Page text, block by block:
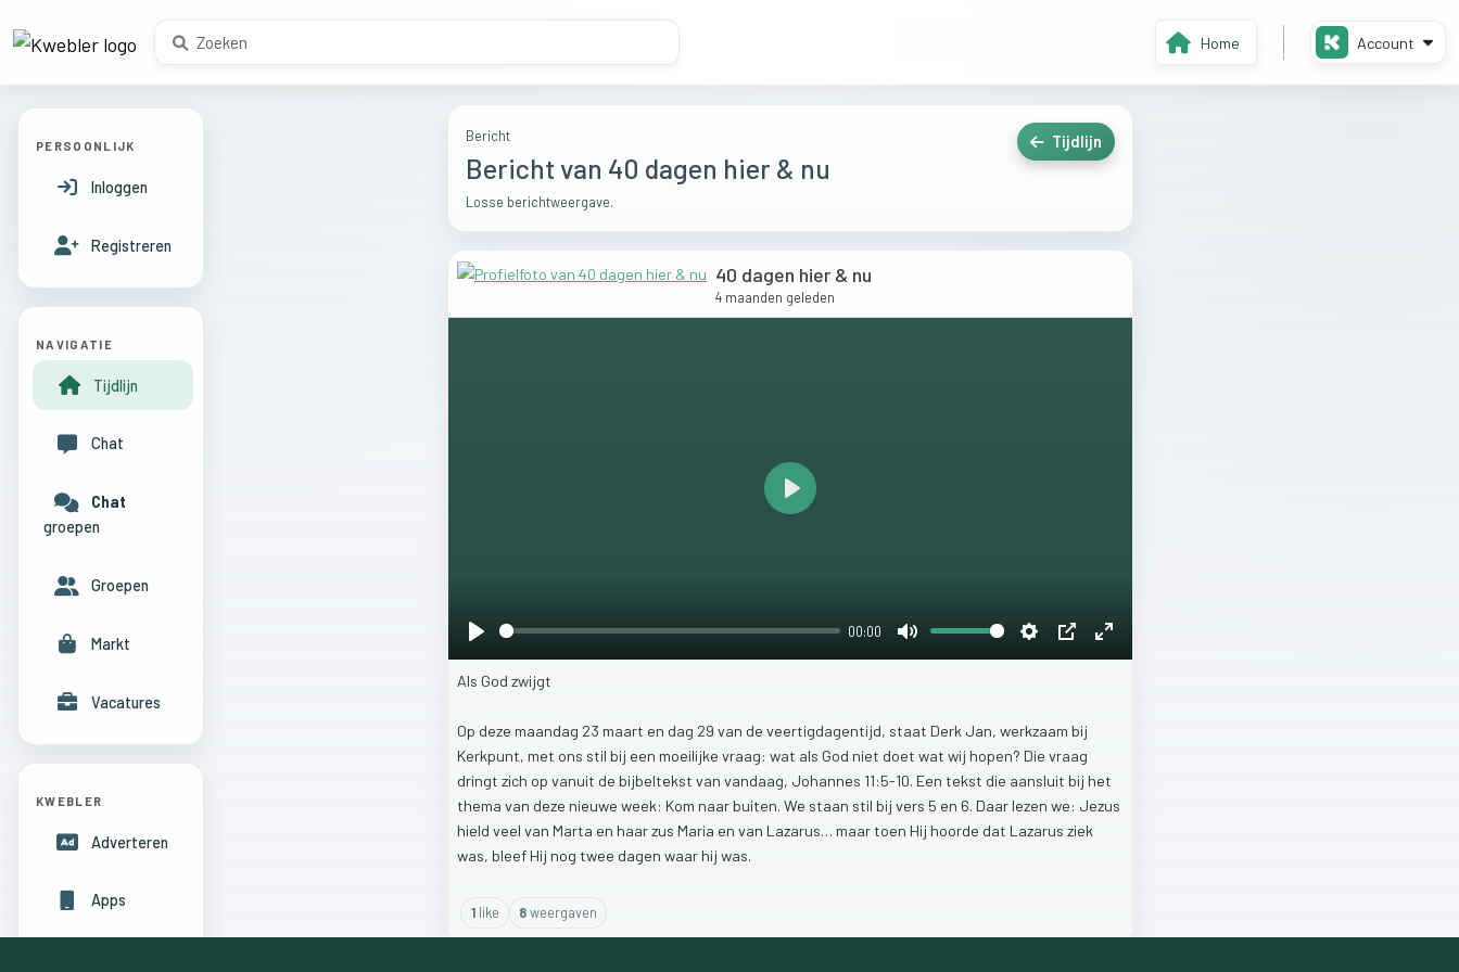
Home Account
Bericht
Bericht van 40 dagen hier & nu
Losse berichtweergave.
Tijdlijn
40 dagen hier & nu
4 maanden geleden
00:00
Play
Als God zwijgt
Op deze maandag 23 maart en dag 29 van de veertigdagentijd, staat Derk Jan, werkzaam bij
Kerkpunt, met ons stil bij een moeilijke vraag: wat als God niet doet wat wij hopen? Die vraag
dringt zich op vanuit de bijbeltekst van vandaag, Johannes 11:5-10. Een tekst die aansluit bij het
thema van deze nieuwe week: Kom naar buiten. We staan stil bij vers 5 en 6. Daar lezen we: Jezus
hield veel van Marta en haarzus Maria en van Lazarus… maar toen Hij hoorde dat Lazarus ziek
was, bleef Hij nog twee dagen waar hij was.
1like 8weergaven
PERSOONLIJK
Inloggen
Registreren
NAVIGATIE
Tijdlijn
Chat
Chat
groepen
Groepen
Markt
Vacatures
KWEBLER
Adverteren
Apps